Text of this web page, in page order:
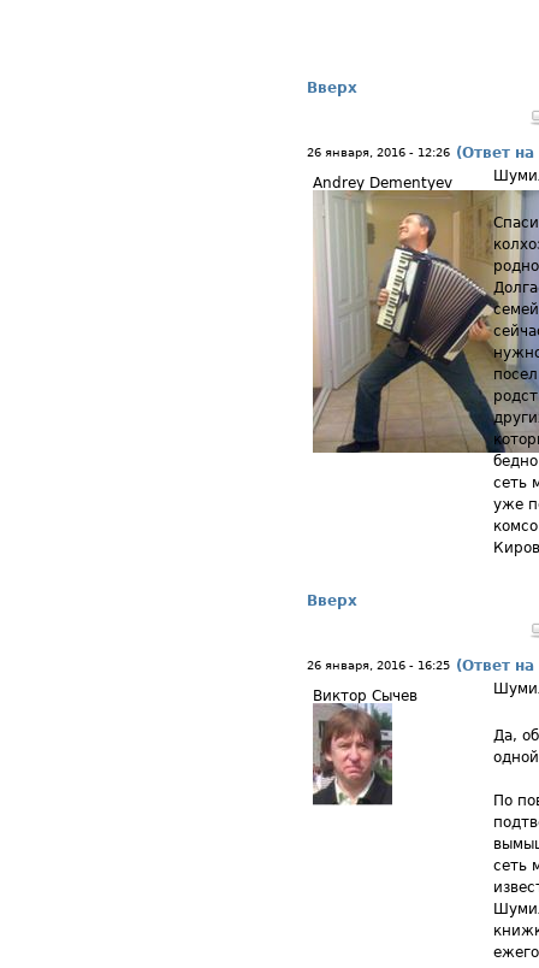
Вверх
26 января, 2016 - 12:26 (Ответ
Andrey Dementyev
сеть
уже
Вверх
26 января, 2016 - 16:25 (Ответ
Виктор Сычев
Да,
По
сеть